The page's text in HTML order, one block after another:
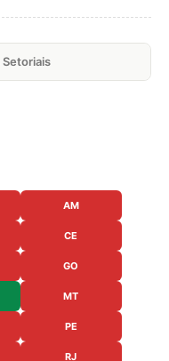
AM
CE
GO
MT
PE
RJ